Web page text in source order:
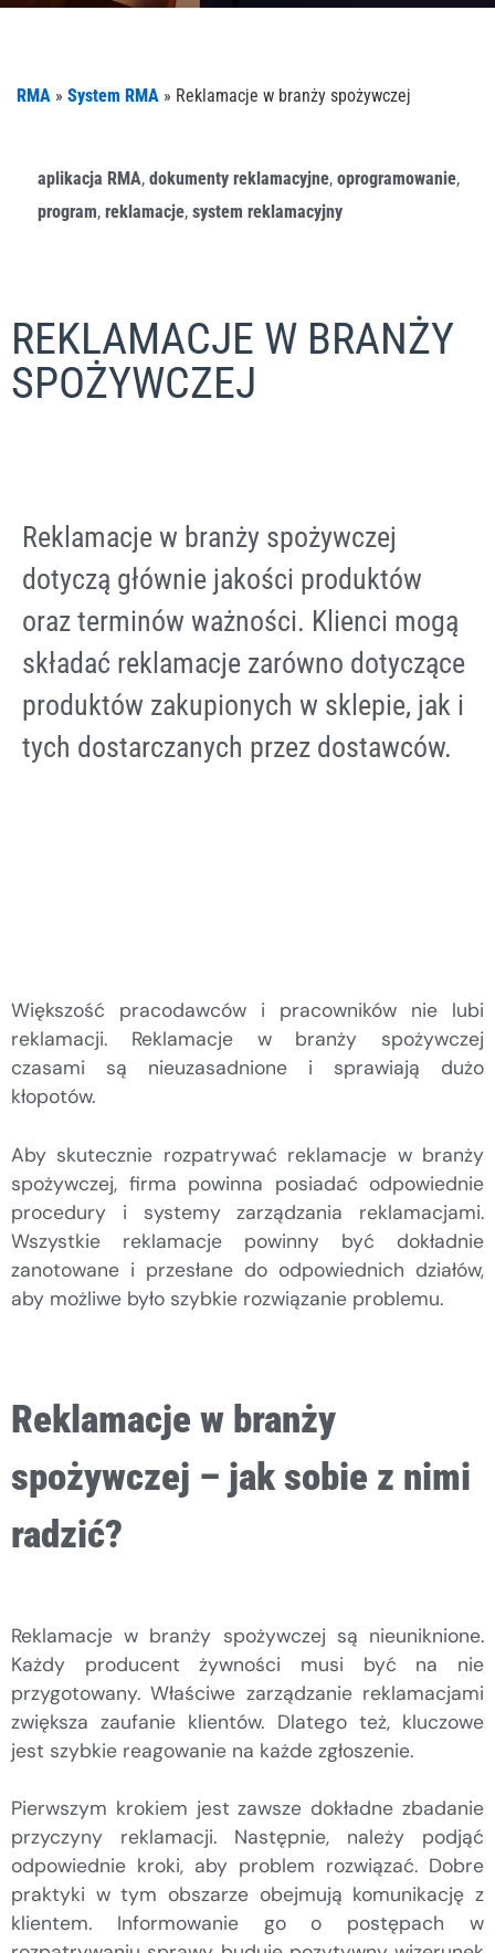
RMA » System RMA » Reklamacje w branży spożywczej
aplikacja RMA, dokumenty reklamacyjne, oprogramowanie,
program, reklamacje, system reklamacyjny
REKLAMACJE W BRANŻY
SPOŻYWCZEJ
Reklamacje w branży spożywczej
dotyczą głównie jakości produktów
oraz terminów ważności. Klienci mogą
składać reklamacje zarówno dotyczące
produktów zakupionych w sklepie, jak i
tych dostarczanych przez dostawców.
Większość pracodawców i pracowników nie lubi
reklamacji. Reklamacje w branży spożywczej
czasami są nieuzasadnione i sprawiają dużo
kłopotów.
Aby skutecznie rozpatrywać reklamacje w branży
spożywczej, firma powinna posiadać odpowiednie
procedury i systemy zarządzania reklamacjami.
Wszystkie reklamacje powinny być dokładnie
zanotowane i przesłane do odpowiednich działów,
aby możliwe było szybkie rozwiązanie problemu.
Reklamacje w branży
spożywczej – jak sobie z nimi
radzić?
Reklamacje w branży spożywczej są nieuniknione.
Każdy producent żywności musi być na nie
przygotowany. Właściwe zarządzanie reklamacjami
zwiększa zaufanie klientów. Dlatego też, kluczowe
jest szybkie reagowanie na każde zgłoszenie.
Pierwszym krokiem jest zawsze dokładne zbadanie
przyczyny reklamacji. Następnie, należy podjąć
odpowiednie kroki, aby problem rozwiązać. Dobre
praktyki w tym obszarze obejmują komunikację z
klientem. Informowanie go o postępach w